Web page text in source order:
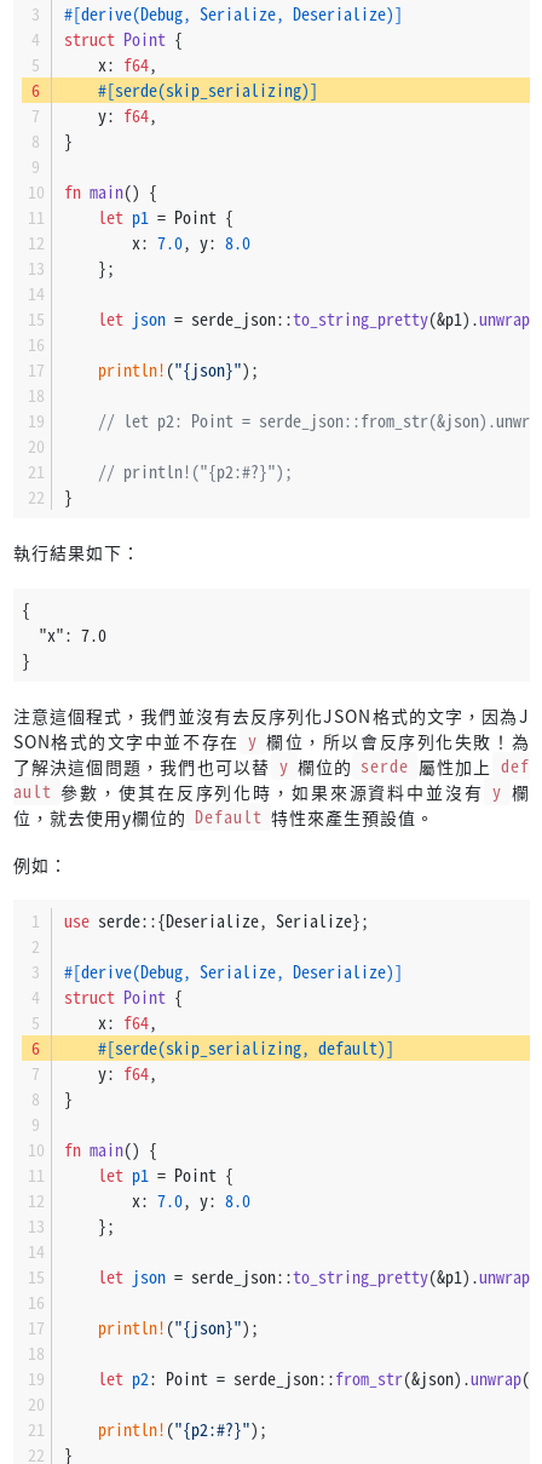
#[derive(Debug, Serialize, Deserialize)]
struct Point {
    x:
f64,
#[serde(skip_serializing)]
    y:
f64,
}
fn main() {
let p1 = Point {
        x:
7.0, y: 8.0
    };
let json = serde_json::to_string_pretty(&p1).unwrap
println! ("{json}");
// let p2: Point =
// println!("{p2:#?}");
}
執行結果如下：
{
  "x": 7.0
}
注意這個程式，我們並沒有去反序列化JSON格式的文字，因為J
SON格式的文字中並不存在 y 欄位，所以會反序列化失敗！為
了解決這個問題，我們也可以替 y 欄位的 serde 屬性加上 def
ault 參數，使其在反序列化時，如果來源資料中並沒有 y 欄
位，就去使用y欄位的 Default 特性來產生預設值。
例如：
use serde::{Deserialize, Serialize};
#[derive(Debug, Serialize, Deserialize)]
struct Point {
    x:
f64,
#[serde(skip_serializing, default)]
    y:
f64,
}
fn main() {
let p1 = Point {
        x:
7.0, y: 8.0
    };
let json = serde_json::to_string_pretty(&p1).unwrap
println! ("{json}");
let p2: Point = serde_json::from_str(&json).unwrap
println! ("{p2:#?}");
}